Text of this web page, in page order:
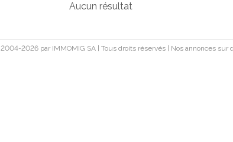
Aucun résultat
2004-2026 par IMMOMIG SA | Tous droits réservés | Nos annonces sur